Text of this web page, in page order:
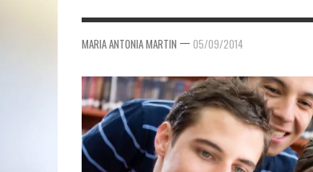
MARIA ANTONIA MARTIN — 05/09/2014